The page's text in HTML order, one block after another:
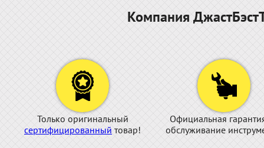
Компания
Только оригинальный
сертифицированный товар!
Официальная
обслуживание